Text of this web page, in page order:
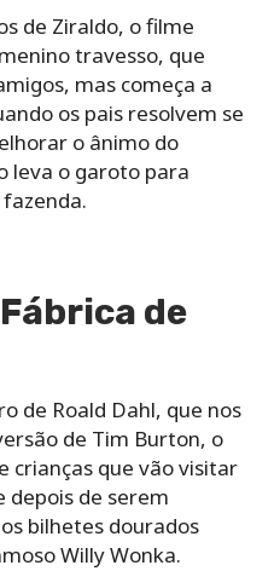
de Ziraldo, o filme
travesso, que
mas começa a
os pais resolvem se
o ânimo do
leva o garoto para
de
de Roald Dahl, que nos
de Tim Burton, o
crianças que vão visitar
depois de serem
bilhetes dourados
Willy Wonka.